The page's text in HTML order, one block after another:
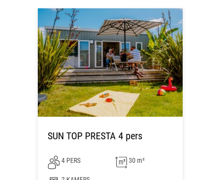
SUN TOP PRESTA 4 pers
4 PERS 30 m²